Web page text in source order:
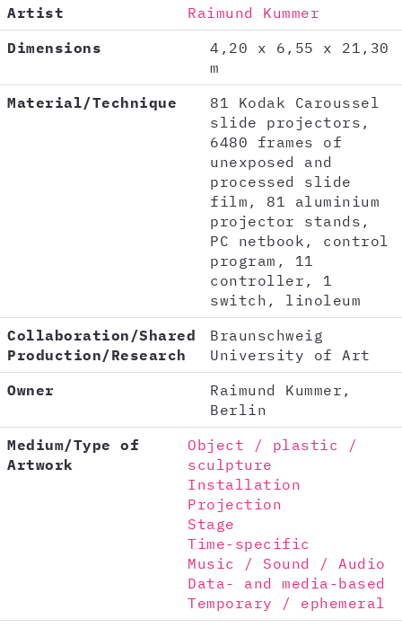
Artist
Raimund Kummer
Dimensions
4,20 x 6,55 x 21,30
m
Material/Technique
81 Kodak Caroussel
slide projectors,
6480 frames of
unexposed and
processed slide
film, 81 aluminium
projector stands,
PC netbook, control
program, 11
controller, 1
switch, linoleum
Collaboration/Shared
Production/Research
Braunschweig
University of Art
Owner
Raimund Kummer,
Berlin
Medium/Type of
Artwork
Object / plastic /
sculpture
Installation
Projection
Stage
Time-specific
Music / Sound / Audio
Data- and media-based
Temporary / ephemeral